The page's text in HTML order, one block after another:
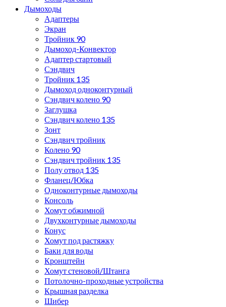
Дымоходы
Адаптеры
Экран
Тройник 90
Дымоход-Конвектор
Адаптер стартовый
Сэндвич
Тройник 135
Дымоход одноконтурный
Сэндвич колено 90
Заглушка
Сэндвич колено 135
Зонт
Сэндвич тройник
Колено 90
Сэндвич тройник 135
Полу отвод 135
Фланец/Юбка
Одноконтурные дымоходы
Консоль
Хомут обжимной
Двухконтурные дымоходы
Конус
Хомут под растяжку
Баки для воды
Кронштейн
Хомут стеновой/Штанга
Потолочно-проходные устройства
Крышная разделка
Шибер